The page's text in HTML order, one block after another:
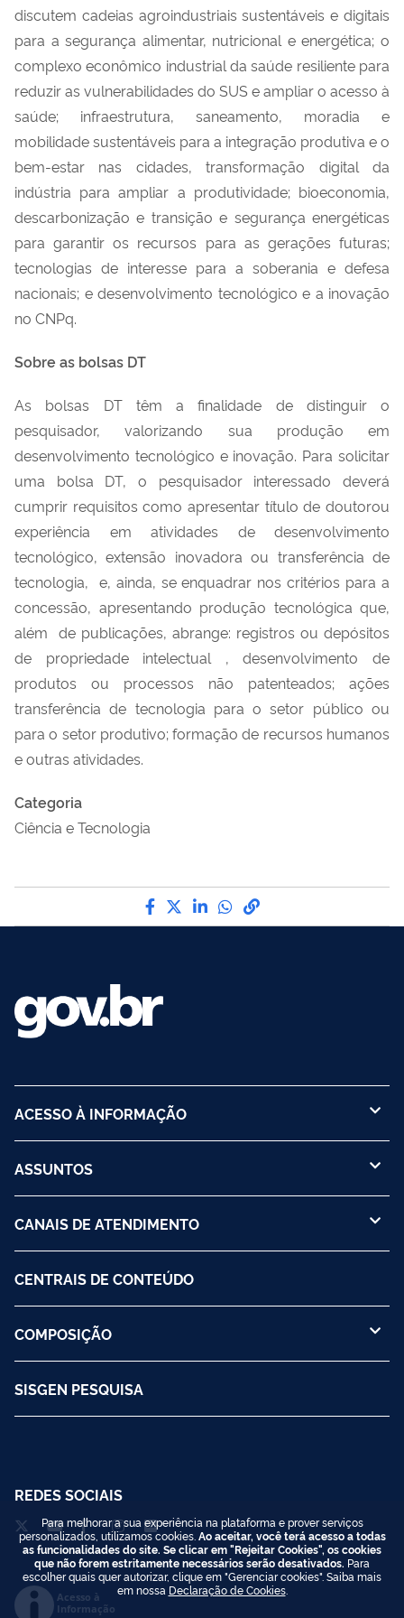
discutem cadeias agroindustriais sustentáveis e digitais
para a segurança alimentar, nutricional e energética; o
complexo econômico industrial da saúde resiliente para
reduzir as vulnerabilidades do SUS e ampliar o acesso à
saúde; infraestrutura, saneamento, moradia e
mobilidade sustentáveis para a integração produtiva e o
bem-estar nas cidades, transformação digital da
indústria para ampliar a produtividade; bioeconomia,
descarbonização e transição e segurança energéticas
para garantir os recursos para as gerações futuras;
tecnologias de interesse para a soberania e defesa
nacionais; e desenvolvimento tecnológico e a inovação
no CNPq.
Sobre as bolsas DT
As bolsas DT têm a finalidade de distinguir o
pesquisador, valorizando sua produção em
desenvolvimento tecnológico e inovação. Para solicitar
uma bolsa DT, o pesquisador interessado deverá
cumprir requisitos como apresentar título de doutorou
experiência em atividades de desenvolvimento
tecnológico, extensão inovadora ou transferência de
tecnologia, e, ainda, se enquadrar nos critérios para a
concessão, apresentando produção tecnológica que,
além de publicações, abrange: registros ou depósitos
de propriedade intelectual , desenvolvimento de
produtos ou processos não patenteados; ações
transferência de tecnologia para o setor público ou
para o setor produtivo; formação de recursos humanos
e outras atividades.
Categoria
Ciência e Tecnologia
Compartilhe por Facebook
Compartilhe por Twitter
Compartilhe por
Compartilhe por
link para Copiar
ACESSO À INFORMAÇÃO
ASSUNTOS
CANAIS DE ATENDIMENTO
CENTRAIS DE CONTEÚDO
COMPOSIÇÃO
SISGEN PESQUISA
REDES SOCIAIS
Acesso à
Informação
Para melhorar a sua experiência na plataforma e prover serviços
personalizados, utilizamos cookies. Ao aceitar, você terá acesso a todas
as funcionalidades do site. Se clicar em "Rejeitar Cookies", os cookies
que não forem estritamente necessários serão desativados. Para
escolher quais quer autorizar, clique em "Gerenciar cookies". Saiba mais
em nossa Declaração de Cookies.